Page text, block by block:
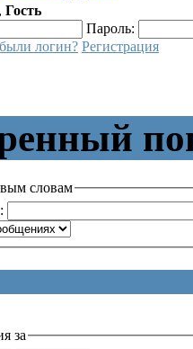
Гость
Пароль:
логин? Регистрация
словам
за